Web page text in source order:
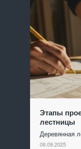
Этапы
лестницы
Деревянная
08.09.2025